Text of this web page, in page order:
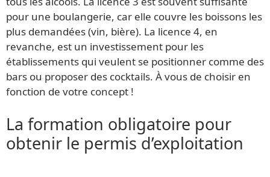
pour une boulangerie, car elle couvre les boissons les
plus demandées (vin, bière). La licence 4, en
revanche, est un investissement pour les
établissements qui veulent se positionner comme des
bars ou proposer des cocktails. À vous de choisir en
fonction de votre concept !
La formation obligatoire pour
obtenir le permis d’exploitation